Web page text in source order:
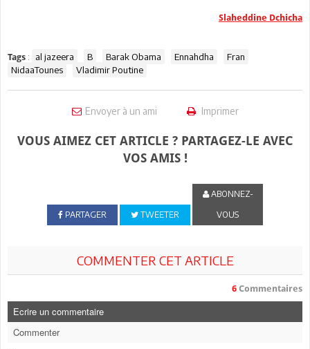
Slaheddine Dchicha
Tags : al jazeera B Barak Obama Ennahdha
Fran
NidaaTounes
Vladimir Poutine
Envoyer à un ami Imprimer
VOUS AIMEZ CET ARTICLE ? PARTAGEZ-LE AVEC
VOS AMIS !
PARTAGER TWEETER
ABONNEZ-
VOUS
COMMENTER CET ARTICLE
6 Commentaires
Ecrire un commentaire
Commenter